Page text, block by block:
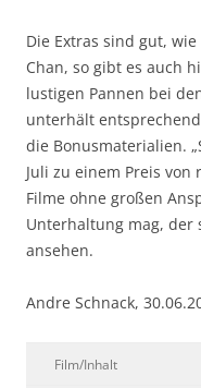
Die Extras sind gut,
Chan, so gibt es auch
lustigen Pannen bei
unterhält
die Bonusmaterialien.
Juli zu einem Preis
Filme ohne großen
Unterhaltung mag, der
ansehen.
Andre Schnack,
Film/Inhalt